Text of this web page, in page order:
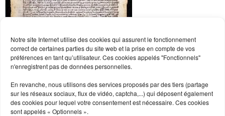
Notre site Internet utilise des cookies qui assurent le fonctionnement
correct de certaines parties du site web et la prise en compte de vos
préférences en tant qu’utilisateur. Ces cookies appelés "Fonctionnels"
n'enregistrent pas de données personnelles.
En revanche, nous utilisons des services proposés par des tiers (partage
sur les réseaux sociaux, flux de vidéo, captcha,...) qui déposent également
des cookies pour lequel votre consentement est nécessaire. Ces cookies
sont appelés « Optionnels ».
Histoire de Toudon